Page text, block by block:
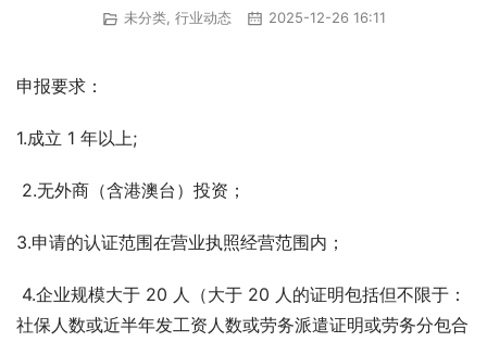
未分类, 行业动态 2025-12-26 16:11
申报要求：
1.成立 1 年以上;
2.无外商（含港澳台）投资；
3.申请的认证范围在营业执照经营范围内；
社保人数或近半年发工资人数或劳务派遣证明或劳务分包合